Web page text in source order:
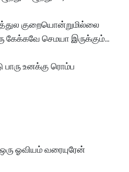
குறையொன்றுமில்லை
கேக்கவே செமயா இருக்கும்...
பாரு உனக்கு ரொம்ப
ஓவியம் வரையுரேன்